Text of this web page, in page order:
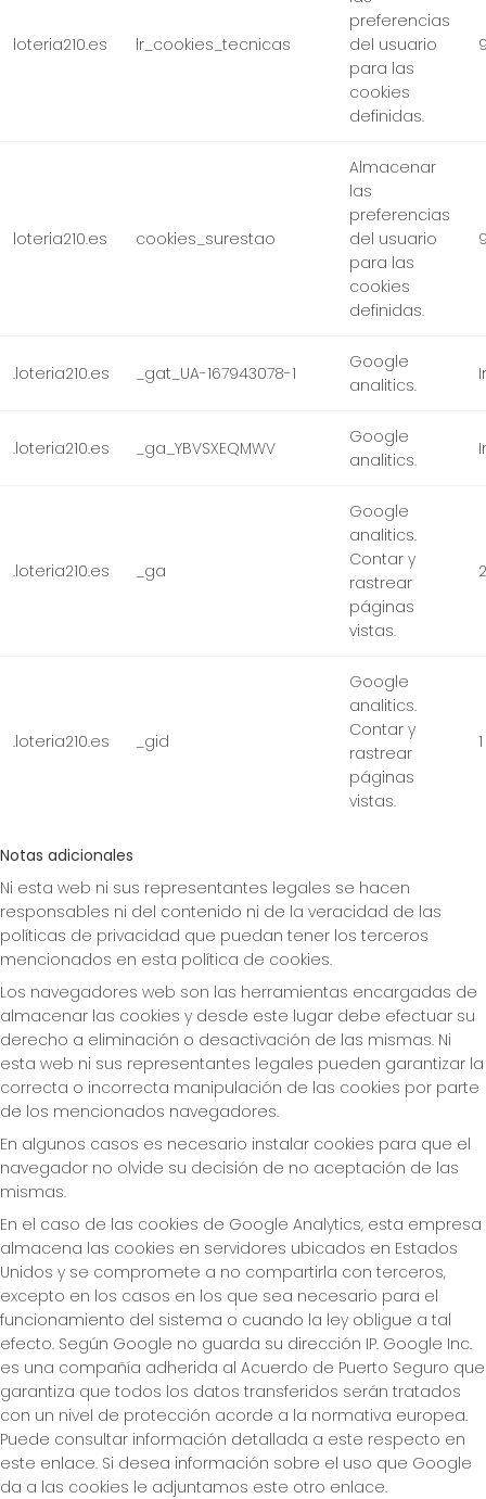
loteria210.es lr_cookies_tecnicas
preferencias
del usuario
para las
cookies
definidas.
loteria210.es cookies_surestao
Almacenar
las
preferencias
del usuario
para las
cookies
definidas.
.loteria210.es _gat_UA-167943078-1
Google
analitics.
.loteria210.es _ga_YBVSXEQMWV
Google
analitics.
.loteria210.es _ga
Google
analitics.
Contar y
rastrear
páginas
vistas.
.loteria210.es _gid
Google
analitics.
Contar y
rastrear
páginas
vistas.
Notas adicionales
Ni esta web ni sus representantes legales se hacen
responsables ni del contenido ni de la veracidad de las
políticas de privacidad que puedan tener los terceros
mencionados en esta política de cookies.
Los navegadores web son las herramientas encargadas de
almacenar las cookies y desde este lugar debe efectuar su
derecho a eliminación o desactivación de las mismas. Ni
esta web ni sus representantes legales pueden garantizar la
correcta o incorrecta manipulación de las cookies por parte
de los mencionados navegadores.
En algunos casos es necesario instalar cookies para que el
navegador no olvide su decisión de no aceptación de las
mismas.
En el caso de las cookies de Google Analytics, esta empresa
almacena las cookies en servidores ubicados en Estados
Unidos y se compromete a no compartirla con terceros,
excepto en los casos en los que sea necesario para el
funcionamiento del sistema o cuando la ley obligue a tal
efecto. Según Google no guarda su dirección IP. Google Inc.
es una compañía adherida al Acuerdo de Puerto Seguro que
garantiza que todos los datos transferidos serán tratados
con un nivel de protección acorde a la normativa europea.
Puede consultar información detallada a este respecto en
este enlace. Si desea información sobre el uso que Google
da a las cookies le adjuntamos este otro enlace.